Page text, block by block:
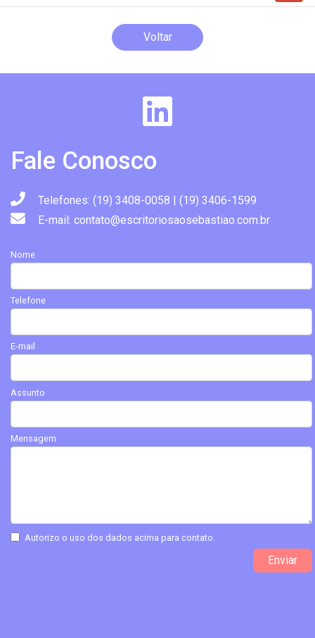
Voltar
Fale Conosco
Telefones: (19) 3408-0058 | (19) 3406-1599
E-mail: contato@escritoriosaosebastiao.com.br
Nome
Telefone
E-mail
Assunto
Mensagem
Autorizo o uso dos dados acima para contato.
Enviar